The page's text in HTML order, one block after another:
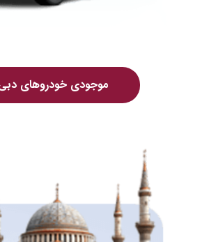
موجودی خودروهای دبی